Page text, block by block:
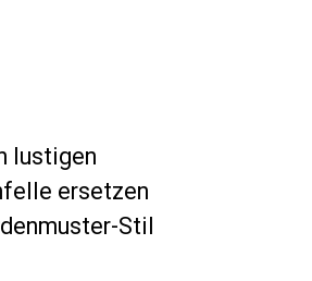
lustigen
ersetzen
Stil